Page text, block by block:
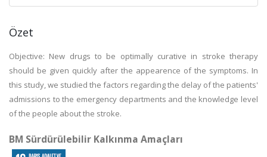
Özet
Objective: New drugs to be optimally curative in stroke therapy
should be given quickly after the appearence of the symptoms. In
this study, we studied the factors regarding the delay of the patients'
admissions to the emergency departments and the knowledge level
of the people about the stroke.
BM Sürdürülebilir Kalkınma Amaçları